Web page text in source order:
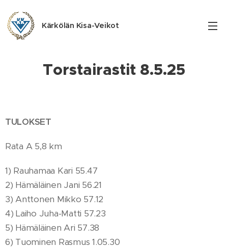
Kärkölän Kisa-Veikot
Torstairastit 8.5.25
TULOKSET
Rata A 5,8 km
1) Rauhamaa Kari 55.47
2) Hämäläinen Jani 56.21
3) Anttonen Mikko 57.12
4) Laiho Juha-Matti 57.23
5) Hämäläinen Ari 57.38
6) Tuominen Rasmus 1.05.30